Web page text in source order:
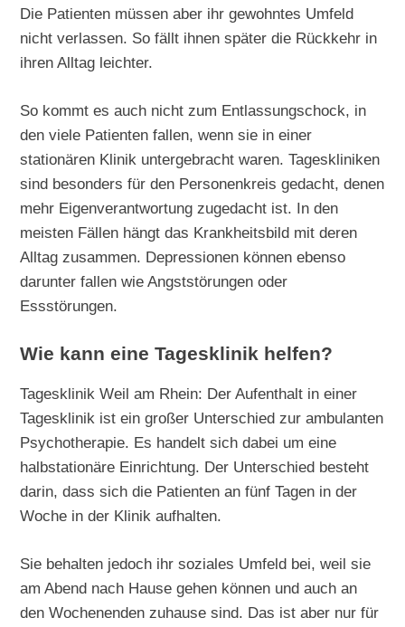
Die Patienten müssen aber ihr gewohntes Umfeld
nicht verlassen. So fällt ihnen später die Rückkehr in
ihren Alltag leichter.
So kommt es auch nicht zum Entlassungschock, in
den viele Patienten fallen, wenn sie in einer
stationären Klinik untergebracht waren. Tageskliniken
sind besonders für den Personenkreis gedacht, denen
mehr Eigenverantwortung zugedacht ist. In den
meisten Fällen hängt das Krankheitsbild mit deren
Alltag zusammen. Depressionen können ebenso
darunter fallen wie Angststörungen oder
Essstörungen.
Wie kann eine Tagesklinik helfen?
Tagesklinik Weil am Rhein: Der Aufenthalt in einer
Tagesklinik ist ein großer Unterschied zur ambulanten
Psychotherapie. Es handelt sich dabei um eine
halbstationäre Einrichtung. Der Unterschied besteht
darin, dass sich die Patienten an fünf Tagen in der
Woche in der Klinik aufhalten.
Sie behalten jedoch ihr soziales Umfeld bei, weil sie
am Abend nach Hause gehen können und auch an
den Wochenenden zuhause sind. Das ist aber nur für